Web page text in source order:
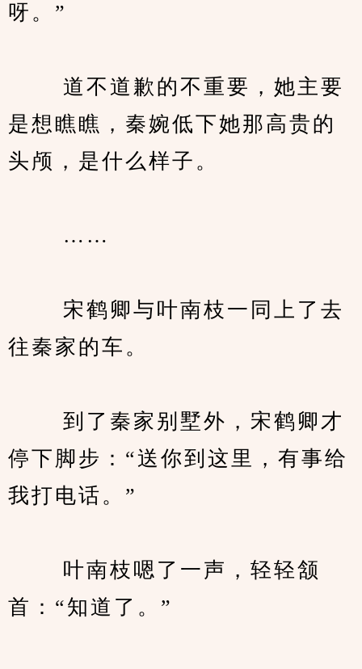
呀。”
道不道歉的不重要，她主要
是想瞧瞧，秦婉低下她那高贵的
头颅，是什么样子。
……
宋鹤卿与叶南枝一同上了去
往秦家的车。
到了秦家别墅外，宋鹤卿才
停下脚步：“送你到这里，有事给
我打电话。”
叶南枝嗯了一声，轻轻颔
首：“知道了。”